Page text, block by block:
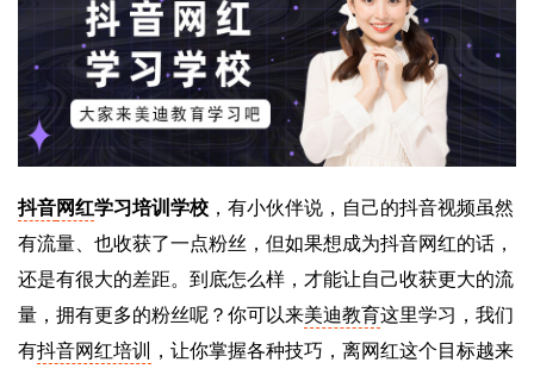
抖音网红学习培训学校 ，有小伙伴说，自己的抖音视频虽然
有流量、也收获了一点粉丝，但如果想成为抖音网红的话，
还是有很大的差距。到底怎么样，才能让自己收获更大的流
量，拥有更多的粉丝呢？你可以来美迪教育这里学习，我们
有抖音网红培训
，让你掌握各种技巧，离网红这个目标越来